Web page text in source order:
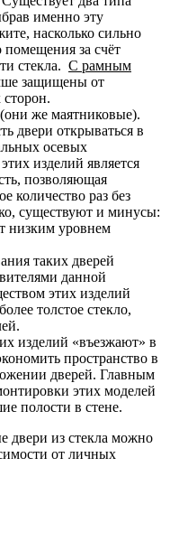
именно эту
насколько сильно
за счёт
стекла. С рамным
защищены от
же маятниковые).
двери открываться в
осевых
изделий является
позволяющая
количество раз без
существуют и минусы:
низким уровнем
таких дверей
данной
этих изделий
толстое стекло,
изделий «въезжают» в
пространство в
дверей. Главным
этих моделей
полости в стене.
двери из стекла можно
от личных